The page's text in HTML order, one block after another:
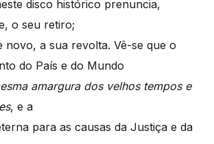
disco histórico prenuncia,
o seu retiro;
novo, a sua revolta. Vê-se que o
do País e do Mundo
amargura dos velhos tempos e
, e a
para as causas da Justiça e da